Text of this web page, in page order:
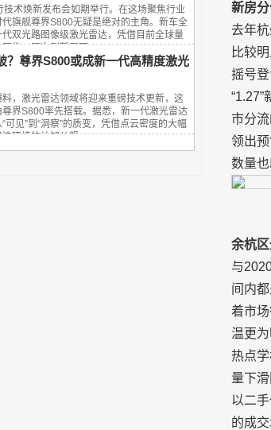
技术焕新发布会如期举行。在这场聚焦行业
代旗舰尊界S800无疑是绝对的主角。新车全
双光路图像级激光雷达，凭借目前全球量
件，再次刷新了百...
？尊界S800或成新一代高精度激光
，激光雷达领域将迎来重磅技术更新，这
界S800率先搭载。据悉，新一代激光雷达
可见”到“洞察”的质变，凭借点云密度的大幅
环境的认知从粗...
新房
去年
比较
摇号
市分
领出
数量
余杭
与
间内
着市
温更
热点
量下
以二
的成